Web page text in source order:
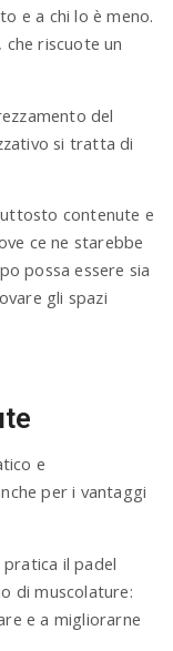
e a chi lo è meno.
riscuote un
del
si tratta di
contenute e
ce ne starebbe
possa essere sia
gli spazi
e
per i vantaggi
il padel
di muscolature:
e a migliorarne